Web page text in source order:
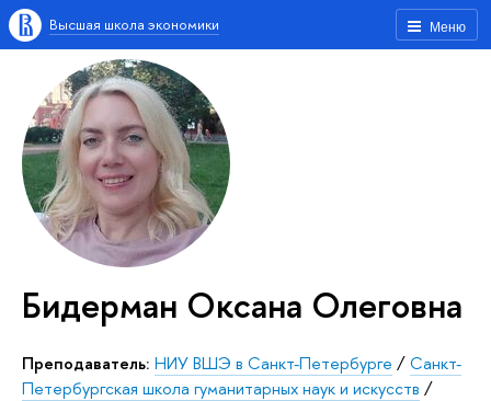
Меню
Высшая школа экономики
Бидерман Оксана Олеговна
Преподаватель: НИУ ВШЭ в Санкт-Петербурге /Санкт-
Петербургская школа гуманитарных наук и искусств /